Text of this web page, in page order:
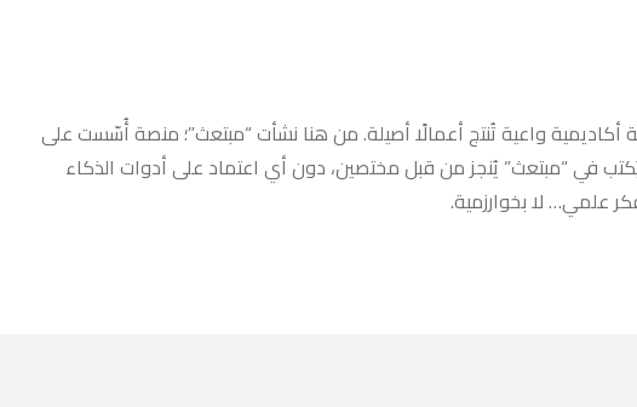
واعية تُنتج أعمالًا أصيلة. من هنا نشأت “مبتعث”؛ منصة أُسّست على
في “مبتعث” يُنجز من قبل مختصين، دون أي اعتماد على أدوات الذكاء
علمي… لا بخوارزمية.